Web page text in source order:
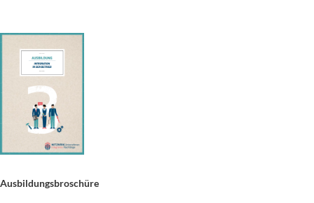
Ausbildungsbroschüre